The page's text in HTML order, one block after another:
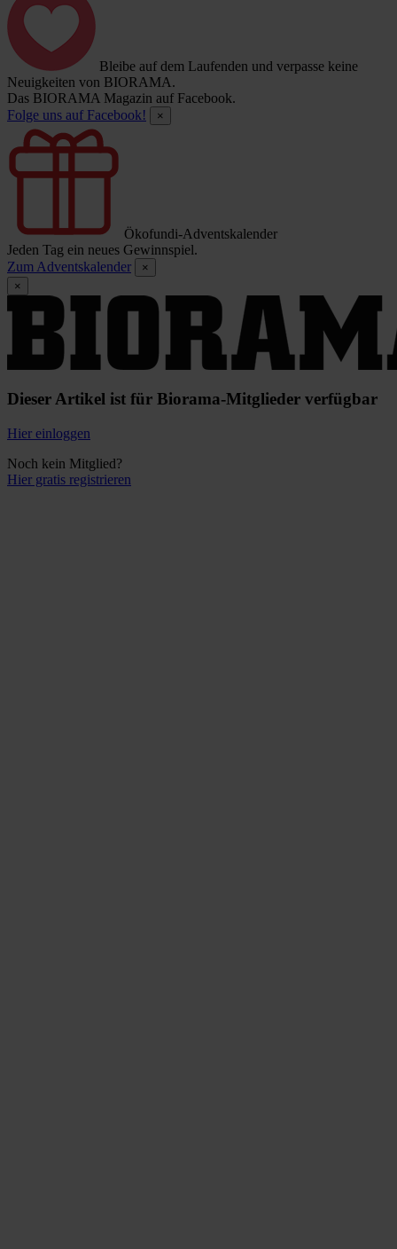
Bleibe auf dem Laufenden und verpasse keine
Neuigkeiten von BIORAMA.
Das BIORAMA Magazin auf Facebook.
Folge uns auf Facebook!
×
Ökofundi-Adventskalender
Jeden Tag ein neues Gewinnspiel.
Zum Adventskalender
×
×
Dieser Artikel ist für Biorama-Mitglieder verfügbar
Hier einloggen
Noch kein Mitglied?
Hier gratis registrieren